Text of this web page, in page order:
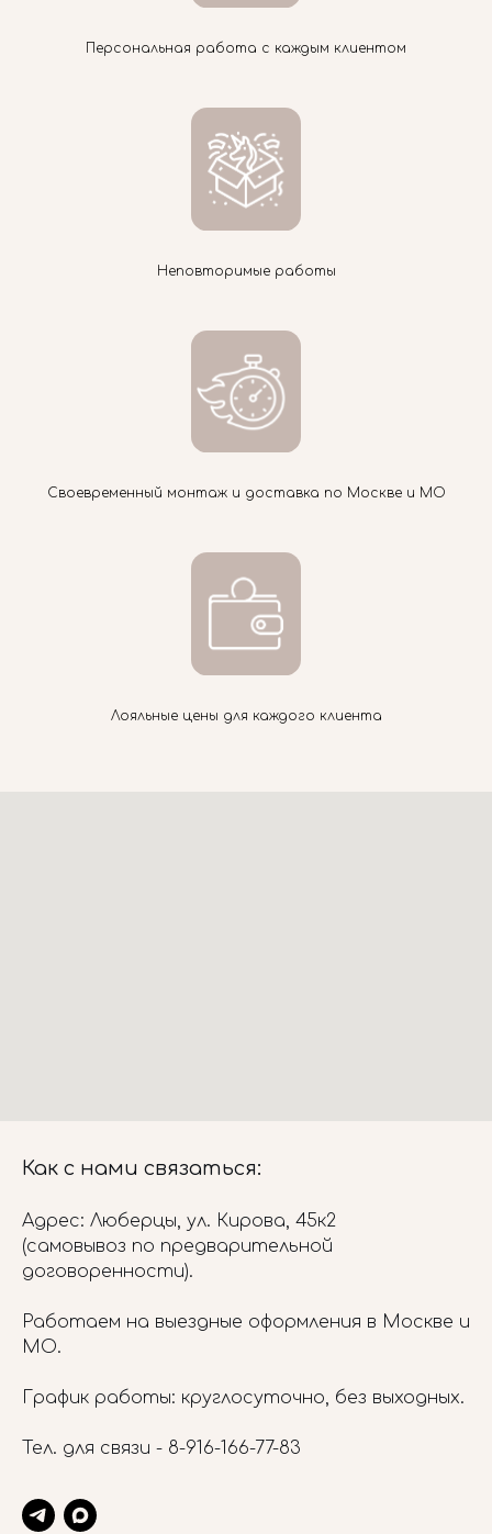
Персональная работа с каждым клиентом
Неповторимые работы
Своевременный монтаж и доставка по Москве и МО
Лояльные цены для каждого клиента
Как с нами связаться:
Адрес: Люберцы, ул. Кирова, 45к2
(самовывоз по предварительной
договоренности).
Работаем на выездные оформления в Москве и
МО.
График работы: круглосуточно, без выходных.
Тел. для связи - 8-916-166-77-83